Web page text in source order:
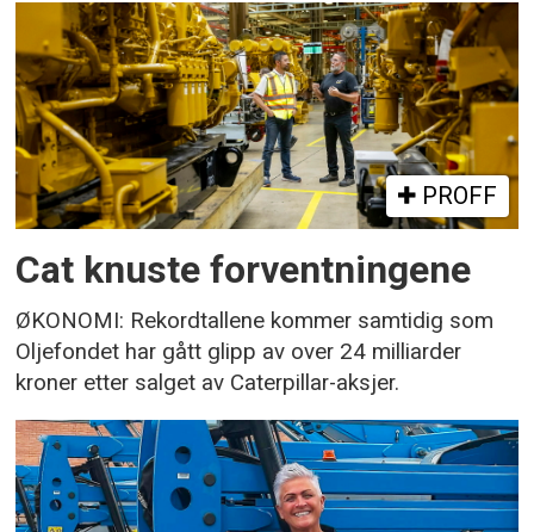
PROFF
Cat knuste forventningene
ØKONOMI: Rekordtallene kommer samtidig som
Oljefondet har gått glipp av over 24 milliarder
kroner etter salget av Caterpillar-aksjer.